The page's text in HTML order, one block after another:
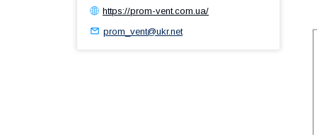
https://prom-vent.com.ua/
prom_vent@ukr.net